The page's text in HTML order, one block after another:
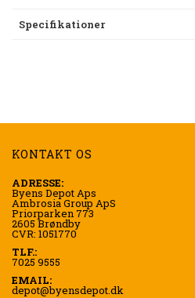
Specifikationer
KONTAKT OS
ADRESSE:
Byens Depot Aps
Ambrosia Group ApS
Priorparken 773
2605 Brøndby
CVR: 1051770
TLF.:
7025 9555
EMAIL:
depot@byensdepot.dk